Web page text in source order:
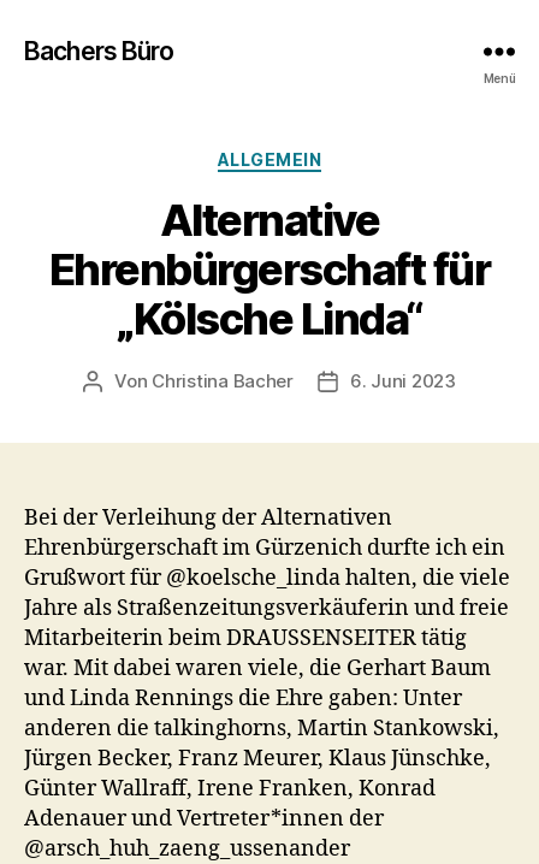
Bachers Büro
Menü
Kategorien
ALLGEMEIN
Alternative
Ehrenbürgerschaft für
„Kölsche Linda“
Beitragsautor
Von Christina Bacher Veröffentlichungsdatum
6. Juni 2023
Bei der Verleihung der Alternativen
Ehrenbürgerschaft im Gürzenich durfte ich ein
Grußwort für @koelsche_linda halten, die viele
Jahre als Straßenzeitungsverkäuferin und freie
Mitarbeiterin beim DRAUSSENSEITER tätig
war. Mit dabei waren viele, die Gerhart Baum
und Linda Rennings die Ehre gaben: Unter
anderen die talkinghorns, Martin Stankowski,
Jürgen Becker, Franz Meurer, Klaus Jünschke,
Günter Wallraff, Irene Franken, Konrad
Adenauer und Vertreter*innen der
@arsch_huh_zaeng_ussenander